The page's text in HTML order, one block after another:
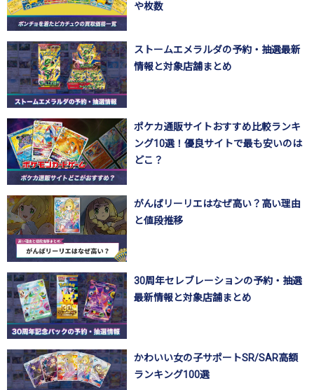
や枚数
ストームエメラルダの予約・抽選最新
情報と対象店舗まとめ
ポケカ通販サイトおすすめ比較ランキ
ング10選！優良サイトで最も安いのは
どこ？
がんばリーリエはなぜ高い？高い理由
と値段推移
30周年セレブレーションの予約・抽選
最新情報と対象店舗まとめ
かわいい女の子サポートSR/SAR高額
ランキング100選